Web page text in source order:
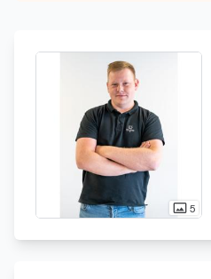
photo_size_select_actual5